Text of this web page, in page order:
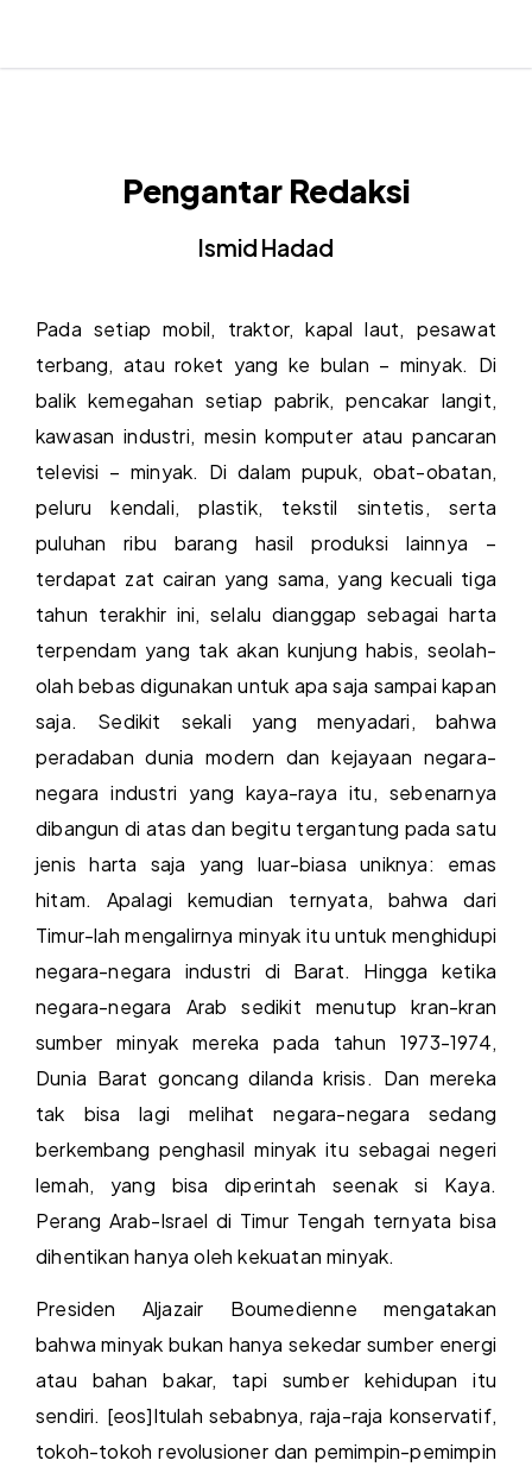
Pengantar Redaksi
Ismid Hadad
Pada setiap mobil, traktor, kapal laut, pesawat
terbang, atau roket yang ke bulan – minyak. Di
balik kemegahan setiap pabrik, pencakar langit,
kawasan industri, mesin komputer atau pancaran
televisi – minyak. Di dalam pupuk, obat-obatan,
peluru kendali, plastik, tekstil sintetis, serta
puluhan ribu barang hasil produksi lainnya –
terdapat zat cairan yang sama, yang kecuali tiga
tahun terakhir ini, selalu dianggap sebagai harta
terpendam yang tak akan kunjung habis, seolah-
olah bebas digunakan untuk apa saja sampai kapan
saja. Sedikit sekali yang menyadari, bahwa
peradaban dunia modern dan kejayaan negara-
negara industri yang kaya-raya itu, sebenarnya
dibangun di atas dan begitu tergantung pada satu
jenis harta saja yang luar-biasa uniknya: emas
hitam. Apalagi kemudian ternyata, bahwa dari
Timur-lah mengalirnya minyak itu untuk menghidupi
negara-negara industri di Barat. Hingga ketika
negara-negara Arab sedikit menutup kran-kran
sumber minyak mereka pada tahun 1973-1974,
Dunia Barat goncang dilanda krisis. Dan mereka
tak bisa lagi melihat negara-negara sedang
berkembang penghasil minyak itu sebagai negeri
lemah, yang bisa diperintah seenak si Kaya.
Perang Arab-Israel di Timur Tengah ternyata bisa
dihentikan hanya oleh kekuatan minyak.
Presiden Aljazair Boumedienne mengatakan
bahwa minyak bukan hanya sekedar sumber energi
atau bahan bakar, tapi sumber kehidupan itu
sendiri. [eos]Itulah sebabnya, raja-raja konservatif,
tokoh-tokoh revolusioner dan pemimpin-pemimpin